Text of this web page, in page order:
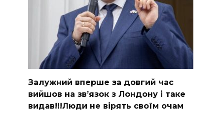
Зaлужний вперше за довгий час
вийшов на зв’язок з Лoндону і таке
видав!!!Люди не вірять своїм очам